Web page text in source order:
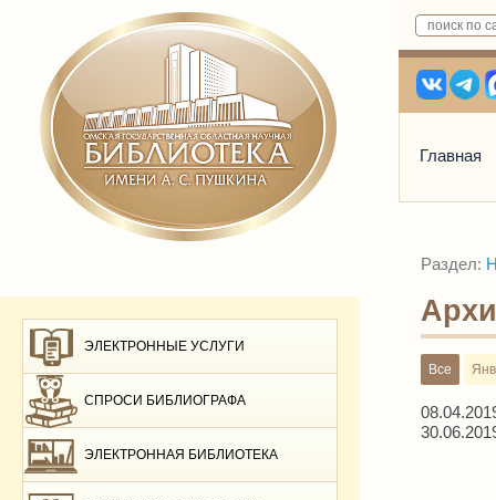
Главная
ЭЛЕКТРОННЫЕ УСЛУГИ
СПРОСИ БИБЛИОГРАФА
ЭЛЕКТРОННАЯ БИБЛИОТЕКА
Раздел:
Все